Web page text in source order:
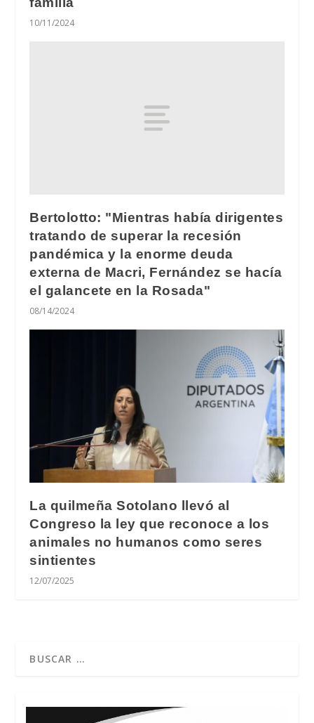
10/11/2024
Bertolotto: "Mientras había dirigentes
tratando de superar la recesión
pandémica y la enorme deuda
externa de Macri, Fernández se hacía
el galancete en la Rosada"
08/14/2024
La quilmeña Sotolano llevó al
Congreso la ley que reconoce a los
animales no humanos como seres
sintientes
12/07/2025